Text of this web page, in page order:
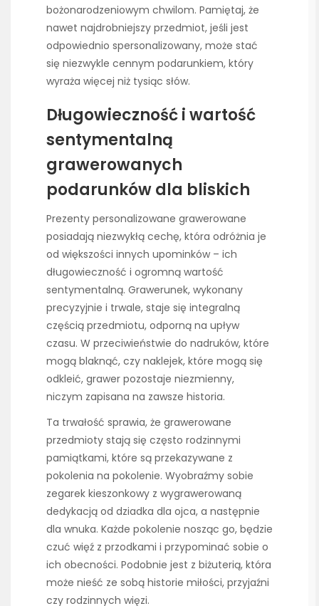
bożonarodzeniowym chwilom. Pamiętaj, że
nawet najdrobniejszy przedmiot, jeśli jest
odpowiednio spersonalizowany, może stać
się niezwykle cennym podarunkiem, który
wyraża więcej niż tysiąc słów.
Długowieczność i wartość
sentymentalną
grawerowanych
podarunków dla bliskich
Prezenty personalizowane grawerowane
posiadają niezwykłą cechę, która odróżnia je
od większości innych upominków – ich
długowieczność i ogromną wartość
sentymentalną. Grawerunek, wykonany
precyzyjnie i trwale, staje się integralną
częścią przedmiotu, odporną na upływ
czasu. W przeciwieństwie do nadruków, które
mogą blaknąć, czy naklejek, które mogą się
odkleić, grawer pozostaje niezmienny,
niczym zapisana na zawsze historia.
Ta trwałość sprawia, że grawerowane
przedmioty stają się często rodzinnymi
pamiątkami, które są przekazywane z
pokolenia na pokolenie. Wyobraźmy sobie
zegarek kieszonkowy z wygrawerowaną
dedykacją od dziadka dla ojca, a następnie
dla wnuka. Każde pokolenie nosząc go, będzie
czuć więź z przodkami i przypominać sobie o
ich obecności. Podobnie jest z biżuterią, która
może nieść ze sobą historie miłości, przyjaźni
czy rodzinnych więzi.